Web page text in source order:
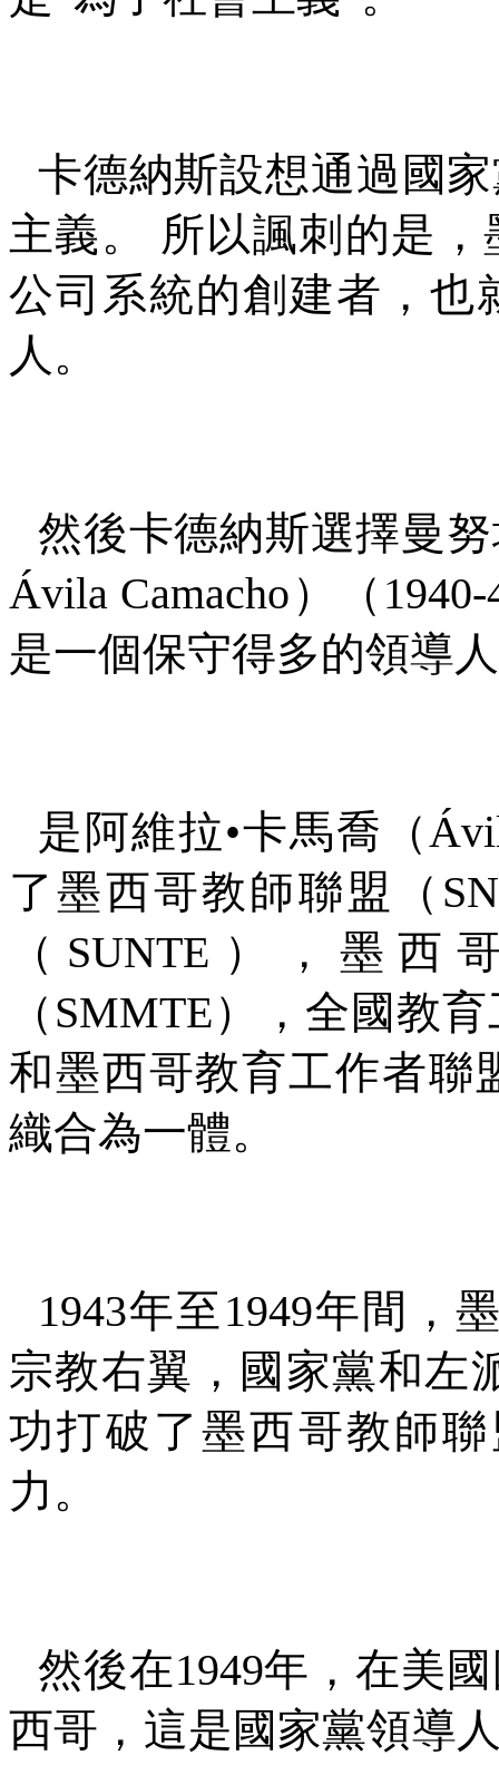
卡德納斯設想通過國
主義。
所以諷刺的是
公司系統的創建者，也
人。
然後卡德納斯選擇曼
Ávila Camacho ）（ 1940-
是一個保守得多的領導
是阿維拉•卡馬喬（
了墨西哥教師聯盟（
（ SUNTE ），墨西
（ SMMTE），全國教
和墨西哥教育工作者聯
織合為一體。
1943年至 1949年間，
宗教右翼，國家黨和左
功打破了墨西哥教師
力。
然後在1949年，在美
西哥，這是國家黨領導